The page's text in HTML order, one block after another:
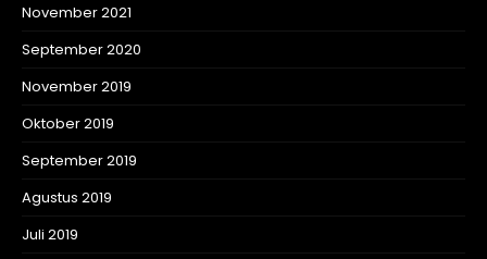
November 2021
September 2020
November 2019
Oktober 2019
September 2019
Agustus 2019
Juli 2019